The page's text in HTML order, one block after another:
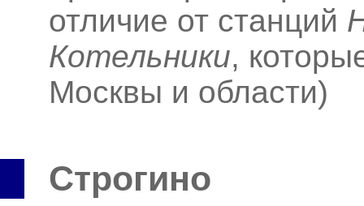
отличие от станций
Котельники,
Москвы и области)
Строгино